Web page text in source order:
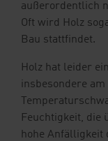
außerordentlich
Oft wird Holz
Bau stattfindet.
Holz hat leider
insbesondere
Feuchtigkeit, die
hohe Anfälligkeit